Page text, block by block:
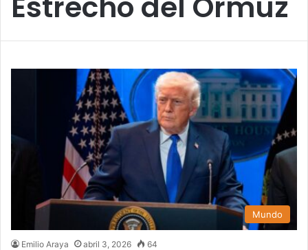
Mundo
Emilio Araya abril 3, 2026 64